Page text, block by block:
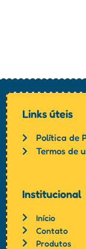
Links úteis
Política de
Termos de
Institucional
Início
Contato
Produtos